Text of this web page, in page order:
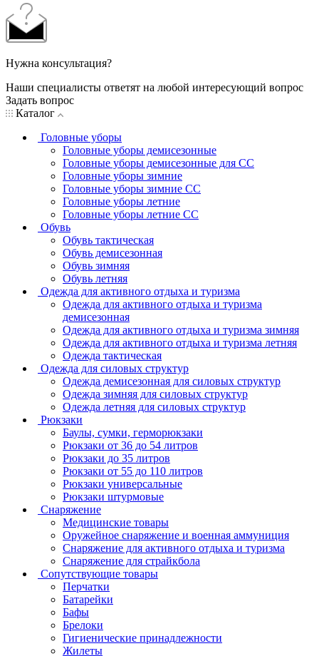
Нужна консультация?
Наши специалисты ответят на любой интересующий вопрос
Задать вопрос
Каталог
Головные уборы
Головные уборы демисезонные
Головные уборы демисезонные для СС
Головные уборы зимние
Головные уборы зимние СС
Головные уборы летние
Головные уборы летние СС
Обувь
Обувь тактическая
Обувь демисезонная
Обувь зимняя
Обувь летняя
Одежда для активного отдыха и туризма
Одежда для активного отдыха и туризма
демисезонная
Одежда для активного отдыха и туризма зимняя
Одежда для активного отдыха и туризма летняя
Одежда тактическая
Одежда для силовых структур
Одежда демисезонная для силовых структур
Одежда зимняя для силовых структур
Одежда летняя для силовых структур
Рюкзаки
Баулы, сумки, герморюкзаки
Рюкзаки от 36 до 54 литров
Рюкзаки до 35 литров
Рюкзаки от 55 до 110 литров
Рюкзаки универсальные
Рюкзаки штурмовые
Снаряжение
Медицинские товары
Оружейное снаряжение и военная аммуниция
Снаряжение для активного отдыха и туризма
Снаряжение для страйкбола
Сопутствующие товары
Перчатки
Батарейки
Бафы
Брелоки
Гигиенические принадлежности
Жилеты